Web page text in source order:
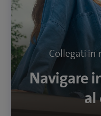
Collegati in
Navigare
al
Scopri di più sul